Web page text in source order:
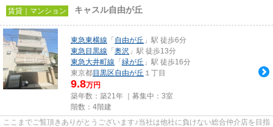
賃貸｜マンション キャスル自由が丘
東急東横線 「 自由が丘 」駅 徒歩6分
東急目黒線 「 奥沢 」駅 徒歩13分
東急大井町線 「 緑が丘 」駅 徒歩16分
東京都目黒区自由が丘 １丁目
9.8万円
築年数：築21年 ｜募集中： 3室
階数：4階建
ここまでご覧頂きありがとうございます♪当社は他社に負けない総合仲介店を目指